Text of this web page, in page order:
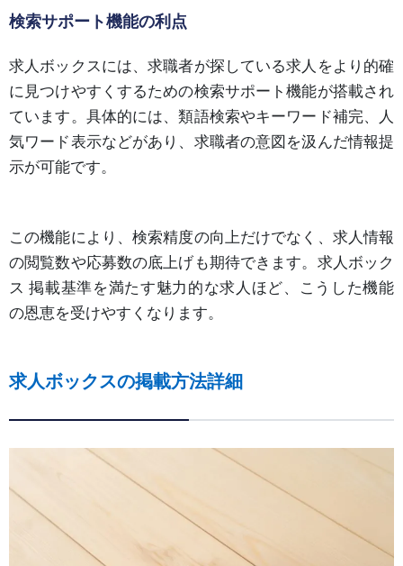
検索サポート機能の利点
求人ボックスには、求職者が探している求人をより的確
に見つけやすくするための検索サポート機能が搭載され
ています。具体的には、類語検索やキーワード補完、人
気ワード表示などがあり、求職者の意図を汲んだ情報提
示が可能です。
この機能により、検索精度の向上だけでなく、求人情報
の閲覧数や応募数の底上げも期待できます。求人ボック
ス 掲載基準を満たす魅力的な求人ほど、こうした機能
の恩恵を受けやすくなります。
求人ボックスの掲載方法詳細